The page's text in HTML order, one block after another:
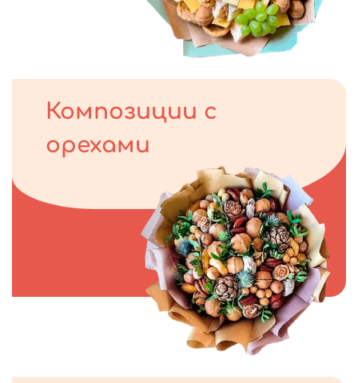
Композиции с
орехами